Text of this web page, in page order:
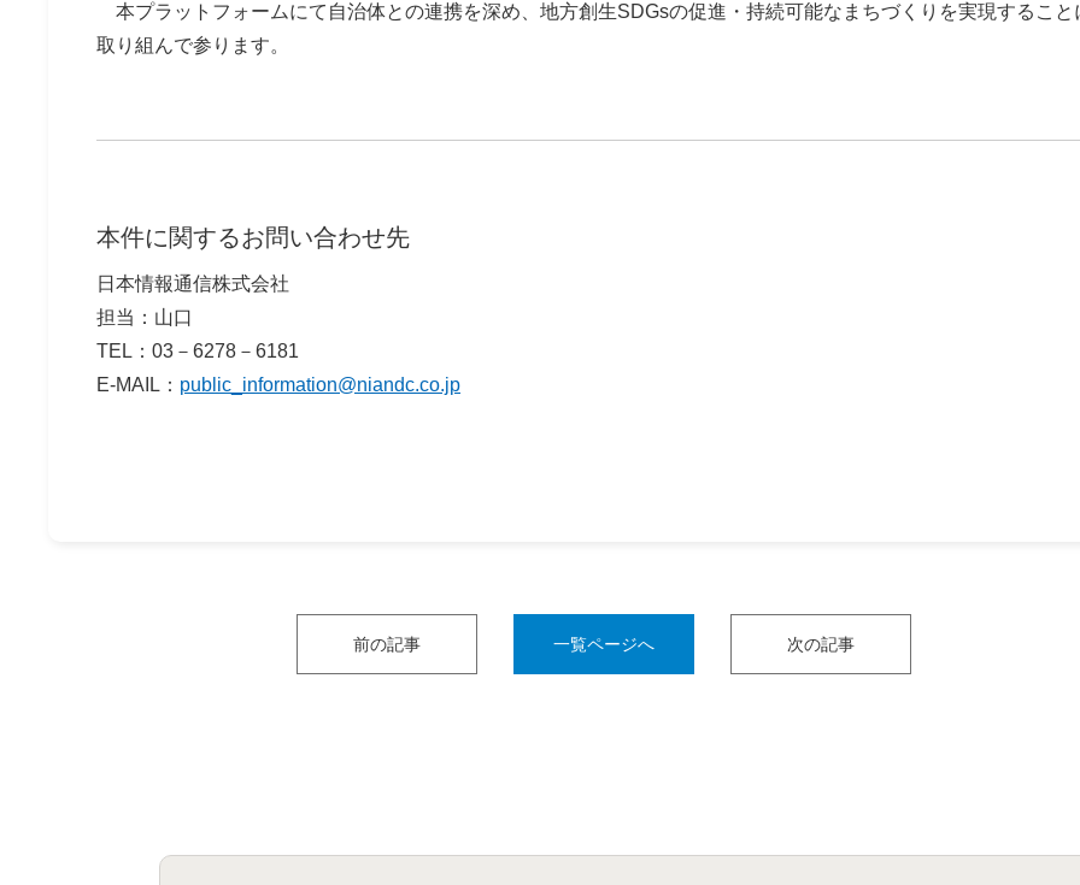
本プラットフォームにて自治体との連携を深め、地方創生SDGsの促進・持続可能なまちづくりを実現すること
取り組んで参ります。
本件に関するお問い合わせ先
日本情報通信株式会社
担当：山口
TEL：03－6278－6181
E-MAIL： public_information@niandc.co.jp
前の記事 一覧ページへ 次の記事